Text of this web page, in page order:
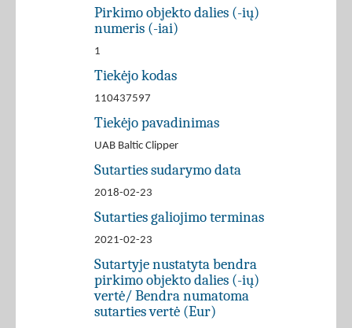
Pirkimo objekto dalies (-ių)
numeris (-iai)
1
Tiekėjo kodas
110437597
Tiekėjo pavadinimas
UAB Baltic Clipper
Sutarties sudarymo data
2018-02-23
Sutarties galiojimo terminas
2021-02-23
Sutartyje nustatyta bendra
pirkimo objekto dalies (-ių)
vertė/ Bendra numatoma
sutarties vertė (Eur)